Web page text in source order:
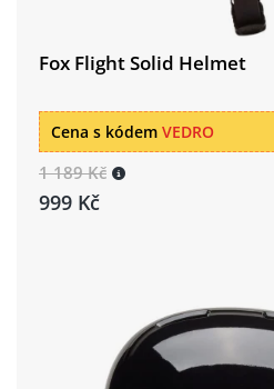
Fox Flight Solid Helmet
Cena s kódem VEDRO
1 189 Kč
999 Kč